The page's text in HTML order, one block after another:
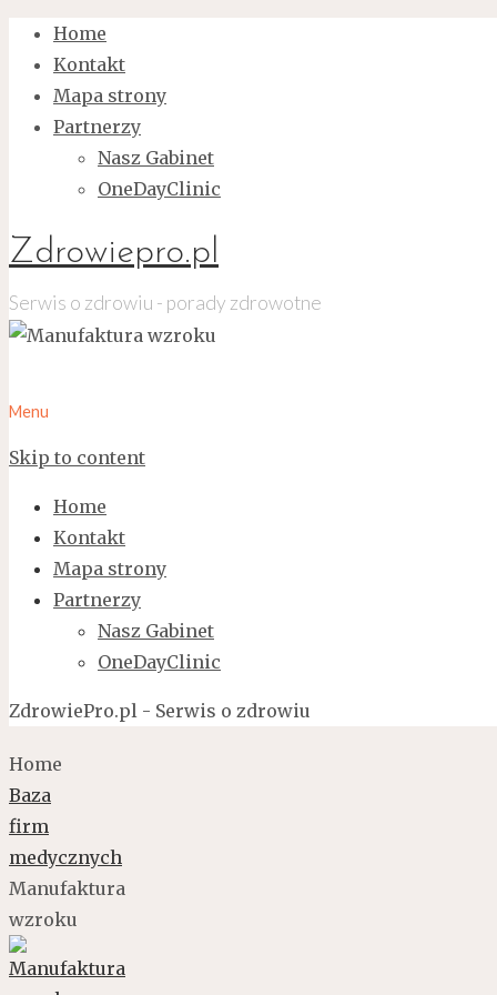
Home
Kontakt
Mapa strony
Partnerzy
Nasz Gabinet
OneDayClinic
Zdrowiepro.pl
Serwis o zdrowiu - porady zdrowotne
Menu
Skip to content
Home
Kontakt
Mapa strony
Partnerzy
Nasz Gabinet
OneDayClinic
ZdrowiePro.pl - Serwis o zdrowiu
Home
Baza
firm
medycznych
Manufaktura
wzroku